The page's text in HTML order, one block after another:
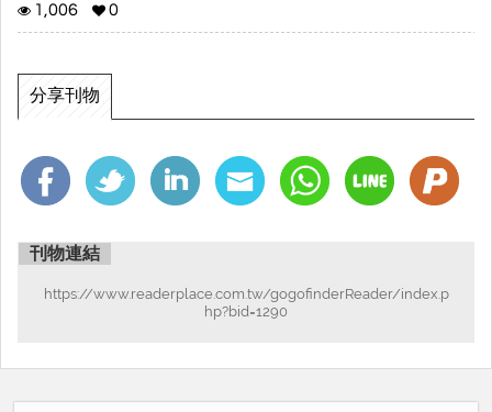
1,006 0
分享刊物
刊物連結
https://www.readerplace.com.tw/gogofinderReader/index.p
hp?bid=1290